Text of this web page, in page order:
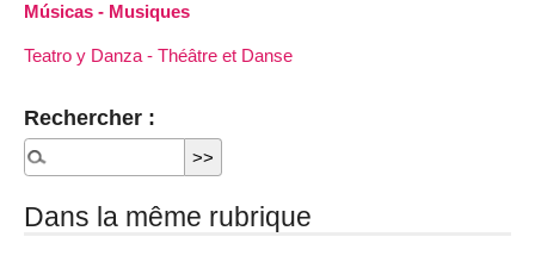
Músicas - Musiques
Teatro y Danza - Théâtre et Danse
Rechercher :
Dans la même rubrique